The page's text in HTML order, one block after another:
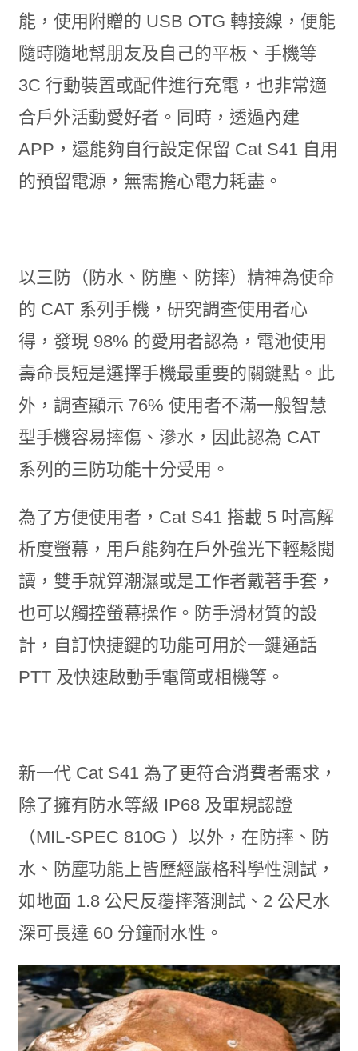
能，使用附贈的 USB OTG 轉接線，便能
隨時隨地幫朋友及自己的平板、手機等
3C 行動裝置或配件進行充電，也非常適
合戶外活動愛好者。同時，透過內建
APP，還能夠自行設定保留 Cat S41 自用
的預留電源，無需擔心電力耗盡。
以三防（防水、防塵、防摔）精神為使命
的 CAT 系列手機，研究調查使用者心
得，發現 98% 的愛用者認為，電池使用
壽命長短是選擇手機最重要的關鍵點。此
外，調查顯示 76% 使用者不滿一般智慧
型手機容易摔傷、滲水，因此認為 CAT
系列的三防功能十分受用。
為了方便使用者，Cat S41 搭載 5 吋高解
析度螢幕，用戶能夠在戶外強光下輕鬆閱
讀，雙手就算潮濕或是工作者戴著手套，
也可以觸控螢幕操作。防手滑材質的設
計，自訂快捷鍵的功能可用於一鍵通話
PTT 及快速啟動手電筒或相機等。
新一代 Cat S41 為了更符合消費者需求，
除了擁有防水等級 IP68 及軍規認證
（MIL-SPEC 810G ）以外，在防摔、防
水、防塵功能上皆歷經嚴格科學性測試，
如地面 1.8 公尺反覆摔落測試、2 公尺水
深可長達 60 分鐘耐水性。